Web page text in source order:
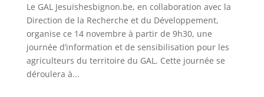
Le GAL Jesuishesbignon.be, en collaboration avec la
Direction de la Recherche et du Développement,
organise ce 14 novembre à partir de 9h30, une
journée d’information et de sensibilisation pour les
agriculteurs du territoire du GAL. Cette journée se
déroulera à...